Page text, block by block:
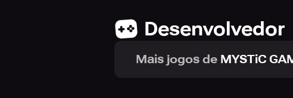
Desenvolvedor
Mais jogos de MYSTiC